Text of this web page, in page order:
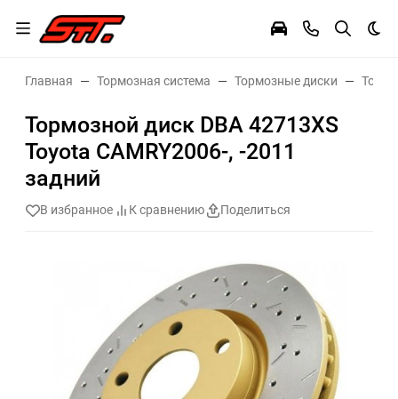
Главная Тормозная система Тормозные диски
Тормозной диск DBA 42713XS
Toyota CAMRY2006-, -2011
задний
В избранное К сравнению Поделиться